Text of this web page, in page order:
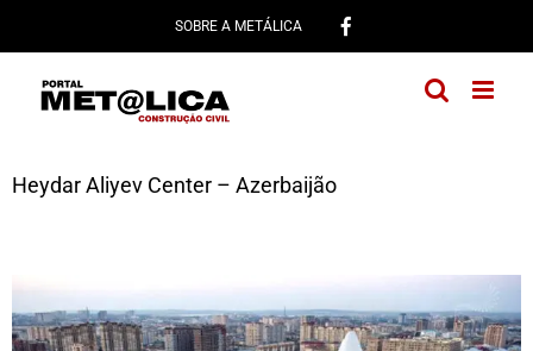
conteúdo
SOBRE A METÁLICA
Heydar Aliyev Center – Azerbaijão